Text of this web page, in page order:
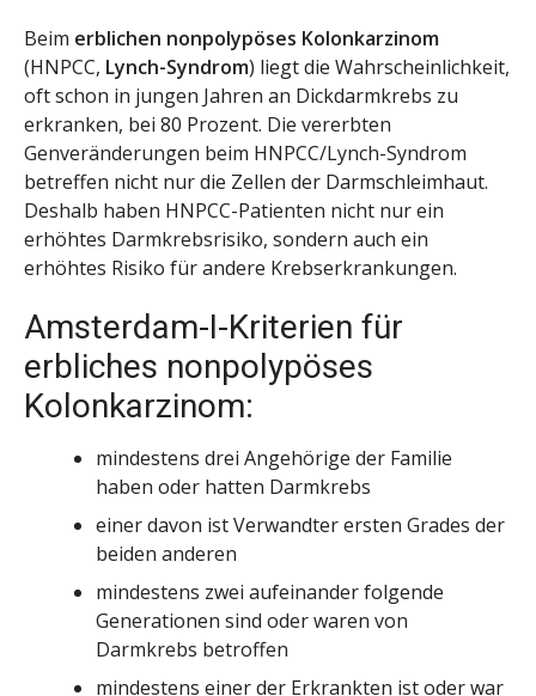
Beim erblichen nonpolypöses Kolonkarzinom
(HNPCC, Lynch-Syndrom) liegt die Wahrscheinlichkeit,
oft schon in jungen Jahren an Dickdarmkrebs zu
erkranken, bei 80 Prozent. Die vererbten
Genveränderungen beim HNPCC/Lynch-Syndrom
betreffen nicht nur die Zellen der Darmschleimhaut.
Deshalb haben HNPCC-Patienten nicht nur ein
erhöhtes Darmkrebsrisiko, sondern auch ein
erhöhtes Risiko für andere Krebserkrankungen.
Amsterdam-I-Kriterien für
erbliches nonpolypöses
Kolonkarzinom:
mindestens drei Angehörige der Familie
haben oder hatten Darmkrebs
einer davon ist Verwandter ersten Grades der
beiden anderen
mindestens zwei aufeinander folgende
Generationen sind oder waren von
Darmkrebs betroffen
mindestens einer der Erkrankten ist oder war